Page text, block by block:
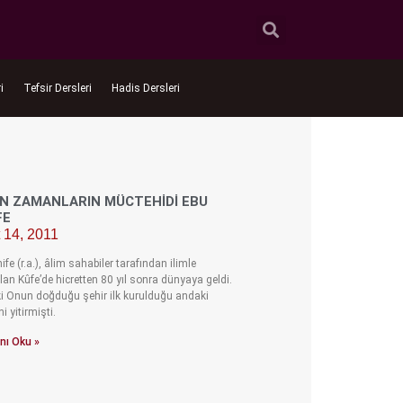
Tefsir Dersleri Hadis Dersleri
ZAMANLARIN MÜCTEHIDI EBU
14, 2011
(r.a.), âlim sahabiler tarafından ilimle
Kûfe’de hicretten 80 yıl sonra dünyaya geldi.
Onun doğduğu şehir ilk kurulduğu andaki
yitirmişti.
Oku »